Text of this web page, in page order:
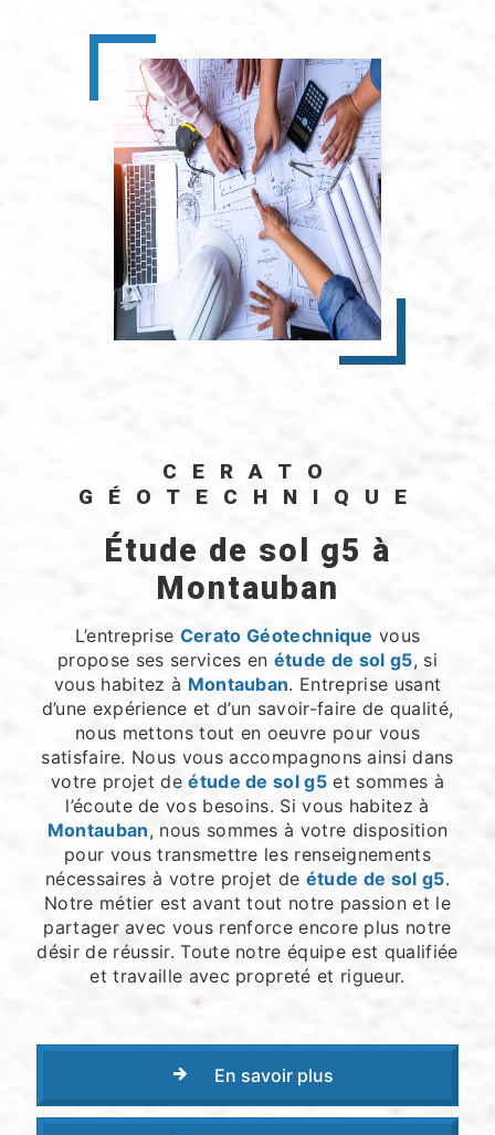
CERATO
GÉOTECHNIQUE
étude de sol g5 à
Montauban
L’entreprise Cerato Géotechnique vous
propose ses services en étude de sol g5, si
vous habitez à Montauban. Entreprise usant
d’une expérience et d’un savoir-faire de qualité,
nous mettons tout en oeuvre pour vous
satisfaire. Nous vous accompagnons ainsi dans
votre projet deétude de sol g5 et sommes à
l’écoute de vos besoins. Si vous habitez à
Montauban, nous sommes à votre disposition
pour vous transmettre les renseignements
nécessaires à votre projet de étude de sol g5.
Notre métier est avant tout notre passion et le
partager avec vous renforce encore plus notre
désir de réussir. Toute notre équipe est qualifiée
et travaille avec propreté et rigueur.
En savoir plus